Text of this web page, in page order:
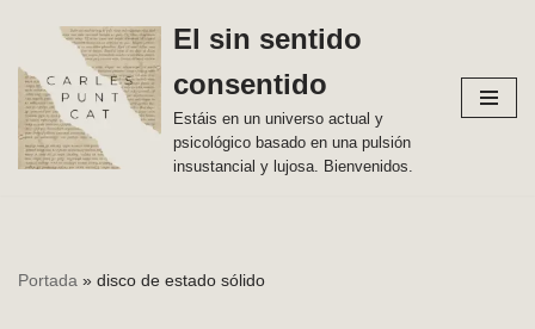
Vés
al
contingut
El sin sentido
consentido
Estáis en un universo actual y
psicológico basado en una pulsión
insustancial y lujosa. Bienvenidos.
Portada » disco de estado sólido